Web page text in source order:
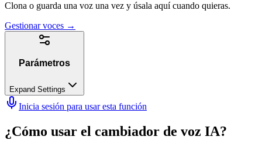
Clona o guarda una voz una vez y úsala aquí cuando quieras.
Gestionar voces →
Parámetros
Expand Settings
Inicia sesión para usar esta función
¿Cómo usar el cambiador de voz IA?